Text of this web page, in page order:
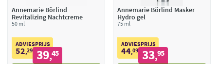
Annemarie Börlind
Revitalizing Nachtcreme
50 ml
ADVIESPRIJS
52,29 39,45
Annemarie Börlind Masker
Hydro gel
75 ml
ADVIESPRIJS
44,09 33,95